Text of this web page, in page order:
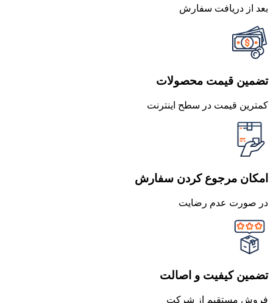
بعد از دریافت سفارش
تضمین قیمت محصولات
کمترین قیمت در سطح اینترنت
امکان مرجوع کردن سفارش
در صورت عدم رضایت
تضمین کیفیت و اصالت
فروش مستقیم از شرکت